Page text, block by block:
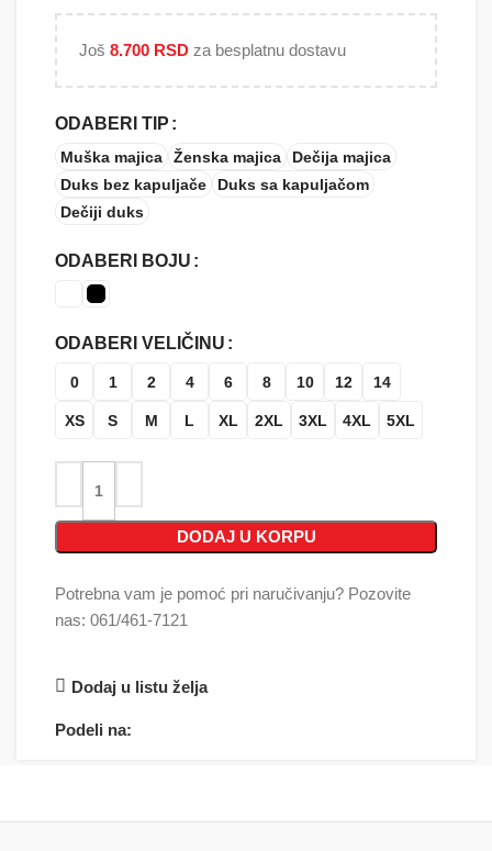
Još 8.700 RSD za besplatnu dostavu
ODABERI TIP
Muška majica Ženska majica
Dečija majica
Duks bez kapuljače
Duks sa kapuljačom
Dečiji duks
ODABERI BOJU
ODABERI VELIČINU
0 1 2 4 6 8 10 12 14
XS S M L XL 2XL 3XL 4XL 5XL
DODAJ U KORPU
Potrebna vam je pomoć pri naručivanju? Pozovite
nas: 061/461-7121
Dodaj u listu želja
Podeli na: